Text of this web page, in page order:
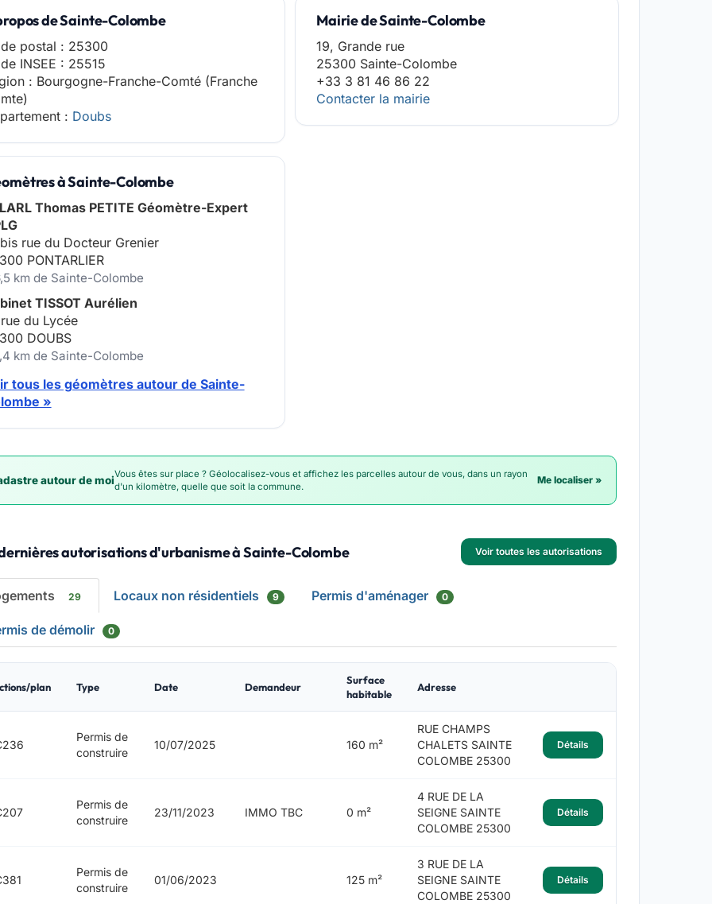
de Sainte-Colombe
postal : 25300
INSEE : 25515
: Bourgogne-Franche-Comté (Franche
: Doubs
Mairie de Sainte-Colombe
19, Grande rue
25300 Sainte-Colombe
+33 3 81 46 86 22
Contacter la mairie
à Sainte-Colombe
Thomas PETITE Géomètre-Expert
rue du Docteur Grenier
PONTARLIER
km de Sainte-Colombe
TISSOT Aurélien
du Lycée
DOUBS
km de Sainte-Colombe
tous les géomètres autour de Sainte-
»
autour de moiVous êtes sur place ? Géolocalisez-vous et affichez les parcelles autour de vous, dans un rayon
d'un kilomètre, quelle que soit la commune.
Me localiser »
autorisations d'urbanisme à Sainte-Colombe Voir toutes les autorisations
29 Locaux non résidentiels 9 Permis d'aménager 0
de démolir 0
plan Type Date Demandeur
Surface
habitable
Adresse
Permis de
construire
10/07/2025 160 m²
RUE CHAMPS
CHALETS SAINTE
COLOMBE 25300
Détails
Permis de
construire
23/11/2023 IMMO TBC 0 m²
4 RUE DE LA
SEIGNE SAINTE
COLOMBE 25300
Détails
Permis de
construire
01/06/2023 125 m²
3 RUE DE LA
SEIGNE SAINTE
COLOMBE 25300
Détails